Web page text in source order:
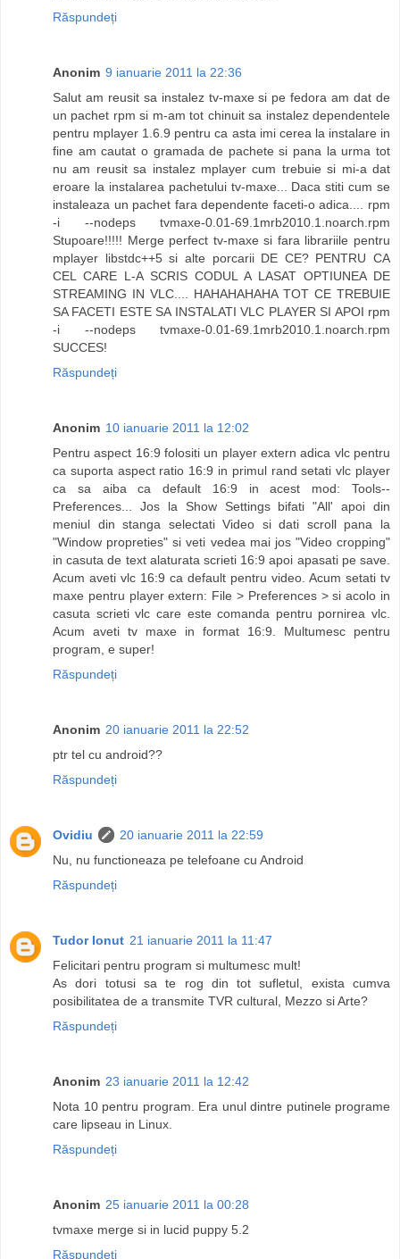
Răspundeți
Anonim 9 ianuarie 2011 la 22:36
Salut am reusit sa instalez tv-maxe si pe fedora am dat de
un pachet rpm si m-am tot chinuit sa instalez dependentele
pentru mplayer 1.6.9 pentru ca asta imi cerea la instalare in
fine am cautat o gramada de pachete si pana la urma tot
nu am reusit sa instalez mplayer cum trebuie si mi-a dat
eroare la instalarea pachetului tv-maxe... Daca stiti cum se
instaleaza un pachet fara dependente faceti-o adica.... rpm
-i --nodeps tvmaxe-0.01-69.1mrb2010.1.noarch.rpm
Stupoare!!!!! Merge perfect tv-maxe si fara librariile pentru
mplayer libstdc++5 si alte porcarii DE CE? PENTRU CA
CEL CARE L-A SCRIS CODUL A LASAT OPTIUNEA DE
STREAMING IN VLC.... HAHAHAHAHA TOT CE TREBUIE
SA FACETI ESTE SA INSTALATI VLC PLAYER SI APOI rpm
-i --nodeps tvmaxe-0.01-69.1mrb2010.1.noarch.rpm
SUCCES!
Răspundeți
Anonim 10 ianuarie 2011 la 12:02
Pentru aspect 16:9 folositi un player extern adica vlc pentru
ca suporta aspect ratio 16:9 in primul rand setati vlc player
ca sa aiba ca default 16:9 in acest mod: Tools--
Preferences... Jos la Show Settings bifati "All' apoi din
meniul din stanga selectati Video si dati scroll pana la
"Window propreties" si veti vedea mai jos "Video cropping"
in casuta de text alaturata scrieti 16:9 apoi apasati pe save.
Acum aveti vlc 16:9 ca default pentru video. Acum setati tv
maxe pentru player extern: File > Preferences > si acolo in
casuta scrieti vlc care este comanda pentru pornirea vlc.
Acum aveti tv maxe in format 16:9. Multumesc pentru
program, e super!
Răspundeți
Anonim 20 ianuarie 2011 la 22:52
ptr tel cu android??
Răspundeți
Ovidiu
20 ianuarie 2011 la 22:59
Nu, nu functioneaza pe telefoane cu Android
Răspundeți
Tudor Ionut 21 ianuarie 2011 la 11:47
Felicitari pentru program si multumesc mult!
As dori totusi sa te rog din tot sufletul, exista cumva
posibilitatea de a transmite TVR cultural, Mezzo si Arte?
Răspundeți
Anonim 23 ianuarie 2011 la 12:42
Nota 10 pentru program. Era unul dintre putinele programe
care lipseau in Linux.
Răspundeți
Anonim 25 ianuarie 2011 la 00:28
tvmaxe merge si in lucid puppy 5.2
Răspundeți